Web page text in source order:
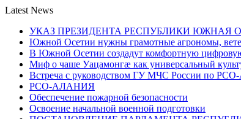
Latest News
УКАЗ ПРЕЗИДЕНТА РЕСПУБЛИКИ ЮЖНАЯ
Южной Осетии нужны грамотные агрономы,
В Южной Осетии создадут комфортную
Миф о чаше Уацамонгæ как универсальный
Встреча с руководством ГУ МЧС России по
РСО-АЛАНИЯ
Обеспечение пожарной безопасности
Освоение начальной военной подготовки